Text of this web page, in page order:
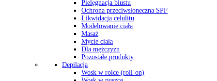
Pielęgnacja biustu
Ochrona przeciwsłoneczna SPF
Likwidacja celulitu
Modelowanie ciała
Masaż
Mycie ciała
Dla mężczyzn
Pozostałe produkty
Depilacja
Wosk w rolce (roll-on)